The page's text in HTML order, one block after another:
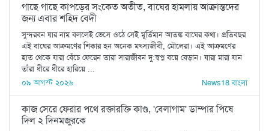
গাছে গাছে কাপড়ের সংকেত অতীত, বাঘের হামলায় আক্রান্তদের
জন্য এবার শহিদ বেদী
সুন্দরবন যার নাম বললেই ভেসে ওঠে সেই মূর্তিমান আতঙ্ক বাঘের কথা। প্রতিবছর
এই বাঘের আক্রমণের শিকার হন অনেক মৎস্যজীবী, মৌলেরা। এই আক্রমণের
হাত থেকে যারা বেঁচে ফেরেন তারা সারাজীবন দু:স্বপ্ন বয়ে বেড়ান। যারা মারা যান
তাঁরা ধীরে ধীরে হারিয়ে ...
০৯ আগস্ট ২০২৬
News18 বাংলা
কাজ সেরে ফেরার পথে রক্তারক্তি কাণ্ড, 'বেলাগাম' ডাম্পার পিষে
দিল ২ দিনমজুরকে